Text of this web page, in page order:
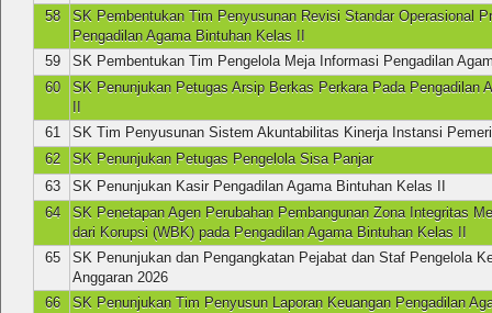
58
SK Pembentukan Tim Penyusunan Revisi Standar Operasional
Pengadilan Agama Bintuhan Kelas II
59
SK Pembentukan Tim Pengelola Meja Informasi Pengadilan
60
SK Penunjukan Petugas Arsip Berkas Perkara Pada Pengadilan
II
61
SK Tim Penyusunan Sistem Akuntabilitas Kinerja Instansi
62
SK Penunjukan Petugas Pengelola Sisa Panjar
63
SK Penunjukan Kasir Pengadilan Agama Bintuhan Kelas II
64
SK Penetapan Agen Perubahan Pembangunan Zona Integritas
dari Korupsi (WBK) pada Pengadilan Agama Bintuhan Kelas II
65
SK Penunjukan dan Pengangkatan Pejabat dan Staf Pengelola
Anggaran 2026
66
SK Penunjukan Tim Penyusun Laporan Keuangan Pengadilan